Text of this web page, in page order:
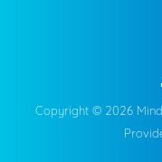
Copyright © 2026